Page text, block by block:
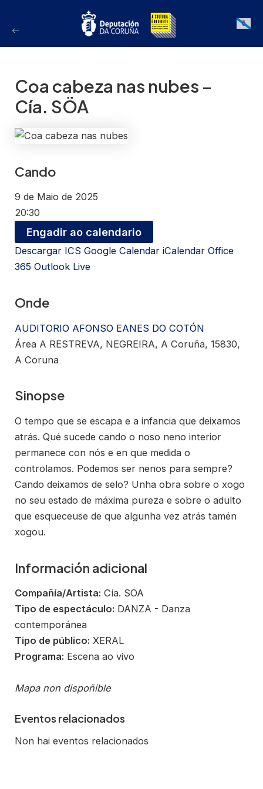
Galician
Coa cabeza nas nubes –
Cía. SÖA
Cando
9 de Maio de 2025
20:30
Engadir ao calendario
Descargar ICS Google Calendar iCalendar Office
365 Outlook Live
Onde
AUDITORIO AFONSO EANES DO COTÓN
Área A RESTREVA, NEGREIRA, A Coruña, 15830,
A Coruna
Sinopse
O tempo que se escapa e a infancia que deixamos
atrás. Qué sucede cando o noso neno interior
permanece con nós e en que medida o
controlamos. Podemos ser nenos para sempre?
Cando deixamos de selo? Unha obra sobre o xogo
no seu estado de máxima pureza e sobre o adulto
que esqueceuse de que algunha vez atrás tamén
xogou.
Información adicional
Compañía/Artista: Cía. SÖA
Tipo de espectáculo: DANZA - Danza
contemporánea
Tipo de público: XERAL
Programa: Escena ao vivo
Mapa non dispoñible
Eventos relacionados
Non hai eventos relacionados